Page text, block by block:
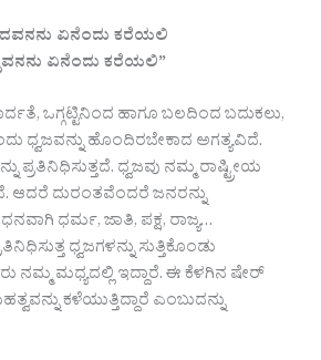
ಏನೆಂದು ಕರೆಯಲಿ
ಏನೆಂದು ಕರೆಯಲಿ”
ಒಗ್ಗಟ್ಟಿನಿಂದ ಹಾಗೂ ಬಲದಿಂದ ಬದುಕಲು,
ಧ್ವಜವನ್ನು ಹೊಂದಿರಬೇಕಾದ ಅಗತ್ಯವಿದೆ.
ಪ್ರತಿನಿಧಿಸುತ್ತದೆ. ಧ್ವಜವು ನಮ್ಮ ರಾಷ್ಟ್ರೀಯ
ಆದರೆ ದುರಂತವೆಂದರೆ ಜನರನ್ನು
ಧರ್ಮ, ಜಾತಿ, ಪಕ್ಷ, ರಾಜ್ಯ…
ಧ್ವಜಗಳನ್ನು ಸುತ್ತಿಕೊಂಡು
ನಮ್ಮ ಮಧ್ಯದಲ್ಲಿ ಇದ್ದಾರೆ. ಈ ಕೆಳಗಿನ ಷೇರ್
ಕಳೆಯುತ್ತಿದ್ದಾರೆ ಎಂಬುದನ್ನು